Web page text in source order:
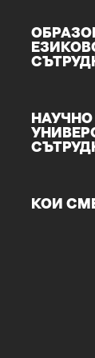
НАУЧНО
КОИ